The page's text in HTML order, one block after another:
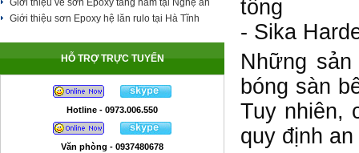
Giới thiệu về sơn Epoxy tầng hầm tại Nghệ an
Giới thiệu sơn Epoxy hệ lăn rulo tại Hà Tĩnh
HỖ TRỢ TRỰC TUYẾN
Hotline - 0973.006.550
Văn phòng - 0937480678
tông
- Sika
Những
bóng sàn
Tuy nhiên,
quy định